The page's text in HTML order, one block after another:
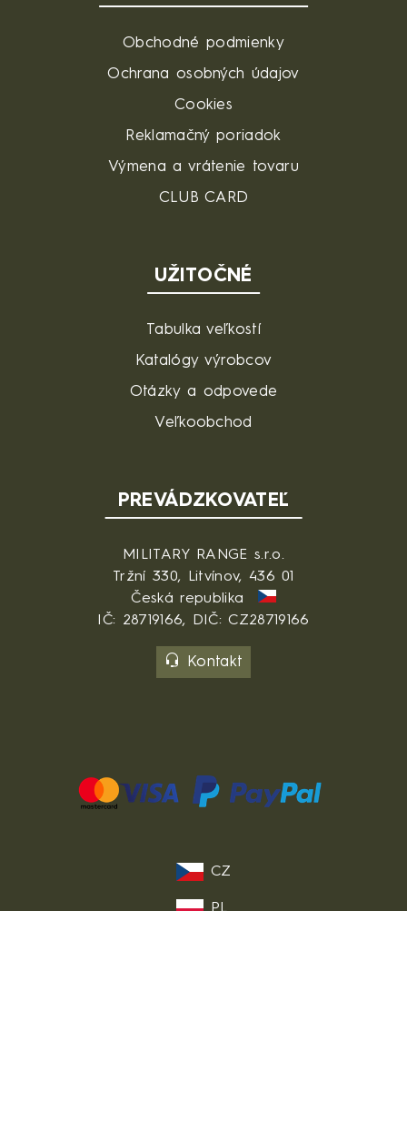
Obchodné podmienky
Ochrana osobných údajov
Cookies
Reklamačný poriadok
Výmena a vrátenie tovaru
CLUB CARD
UŽITOČNÉ
Tabulka veľkostí
Katalógy výrobcov
Otázky a odpovede
Veľkoobchod
PREVÁDZKOVATEĽ
MILITARY RANGE s.r.o.
Tržní 330, Litvínov, 436 01
Česká republika
IČ: 28719166, DIČ: CZ28719166
Kontakt
CZ
PL